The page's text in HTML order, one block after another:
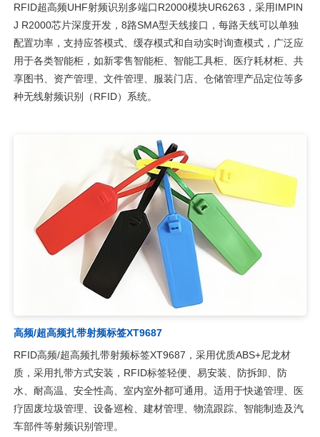
RFID超高频UHF射频识别多端口R2000模块UR6263，采用IMPIN
J R2000芯片深度开发，8路SMA型天线接口，每路天线可以单独
配置功率，支持应答模式、缓存模式和自动实时询查模式，广泛应
用于各类智能柜，如新零售智能柜、智能工具柜、医疗耗材柜、共
享图书、资产管理、文件管理、服装门店、仓储管理产品定位等多
种无线射频识别（RFID）系统。
高频/超高频扎带射频标签XT9687
RFID高频/超高频扎带射频标签XT9687，采用优质ABS+尼龙材
质，采用扎带方式安装，RFID标签轻便、易安装、防拆卸、防
水、耐高温、安全性高、室内室外都可通用。适用于快递管理、医
疗固废垃圾管理、设备巡检、建材管理、物流跟踪、智能制造及汽
车部件等射频识别管理。